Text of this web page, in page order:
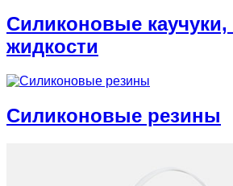
Силиконовые
жидкости
Силиконовые резины